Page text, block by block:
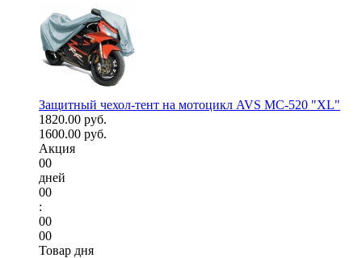
Защитный чехол-тент на мотоцикл AVS МС-520 "XL"
1820.00 руб.
1600.00 руб.
Акция
00
дней
00
:
00
00
Товар дня